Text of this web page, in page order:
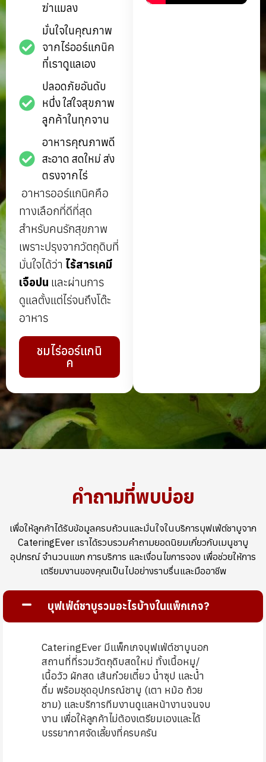
ฆ่าแมลง
มั่นใจในคุณภาพ
จากไร่ออร์แกนิค
ที่เราดูแลเอง
ปลอดภัยอันดับ
หนึ่ง ใส่ใจสุขภาพ
ลูกค้าในทุกจาน
อาหารคุณภาพดี
สะอาด สดใหม่ ส่ง
ตรงจากไร่
อาหารออร์แกนิคคือ
ทางเลือกที่ดีที่สุด
สำหรับคนรักสุขภาพ
เพราะปรุงจากวัตถุดิบที่
มั่นใจได้ว่า ไร้สารเคมี
เจือปน และผ่านการ
ดูแลตั้งแต่ไร่จนถึงโต๊ะ
อาหาร
ชมไร่ออร์แกนิ
ค
คำถามที่พบบ่อย
เพื่อให้ลูกค้าได้รับข้อมูลครบถ้วนและมั่นใจในบริการบุฟเฟ่ต์ชาบูจาก
CateringEver เราได้รวบรวมคำถามยอดนิยมเกี่ยวกับเมนูชาบู
อุปกรณ์ จำนวนแขก การบริการ และเงื่อนไขการจอง เพื่อช่วยให้การ
เตรียมงานของคุณเป็นไปอย่างราบรื่นและมืออาชีพ
บุฟเฟ่ต์ชาบูรวมอะไรบ้างในแพ็กเกจ?
CateringEver มีแพ็กเกจบุฟเฟ่ต์ชาบูนอก
สถานที่ที่รวมวัตถุดิบสดใหม่ ทั้งเนื้อหมู/
เนื้อวัว ผักสด เส้นก๋วยเตี๋ยว น้ำซุป และน้ำ
ดื่ม พร้อมชุดอุปกรณ์ชาบู (เตา หม้อ ถ้วย
ชาม) และบริการทีมงานดูแลหน้างานจนจบ
งาน เพื่อให้ลูกค้าไม่ต้องเตรียมเองและได้
บรรยากาศจัดเลี้ยงที่ครบครัน